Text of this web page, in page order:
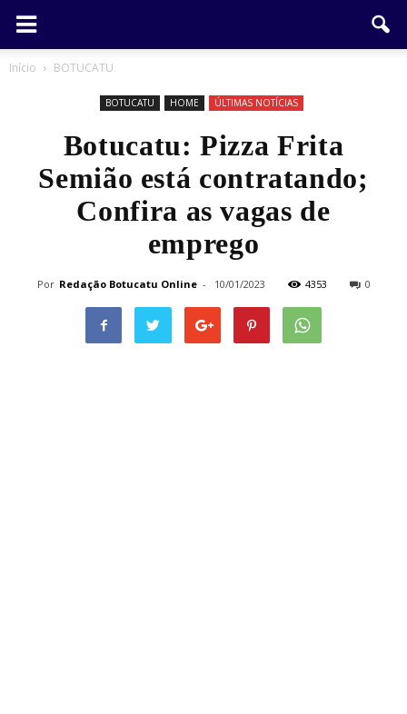
Início BOTUCATU
BOTUCATU HOME ÚLTIMAS NOTÍCIAS
Botucatu: Pizza Frita
Semião está contratando;
Confira as vagas de
emprego
Por Redação Botucatu Online - 10/01/2023 4353 0